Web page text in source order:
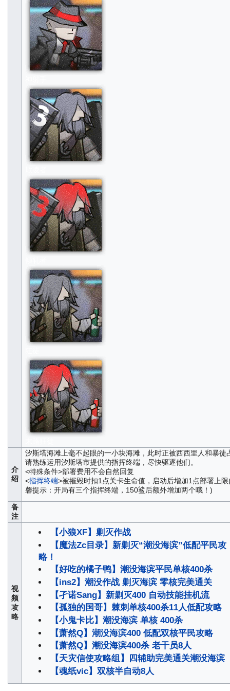
介
绍
汐斯塔海滩上毫不起眼的一小块海滩，此时正被西西里人和暴徒
请熟练运用汐斯塔市提供的指挥终端，尽快驱逐他们。
<特殊条件>部署费用不会自然回复
<指挥终端>被摧毁时扣1点关卡生命值，启动后增加1点部署上限
馨提示：开局有三个指挥终端，150鲨后额外增加两个哦！)
备
注
视
频
攻
略
【小狼XF】剿灭作战
【魔法Zc目录】新剿灭“潮没海滨”低配平民攻
略！
【好吃的橘子鸭】潮没海滨平民单核400杀
【ins2】潮没作战 剿灭海滨 零核完美通关
【孑诺Sang】新剿灭400 自动技能挂机流
【孤独的国哥】棘刺单核400杀11人低配攻略
【小鬼卡比】潮没海滨 单核 400杀
【萧然Q】潮没海滨400 低配双核平民攻略
【萧然Q】潮没海滨400杀 老干员8人
【天灾信使攻略组】四辅助完美通关潮没海滨
【魂纸vic】双核半自动8人